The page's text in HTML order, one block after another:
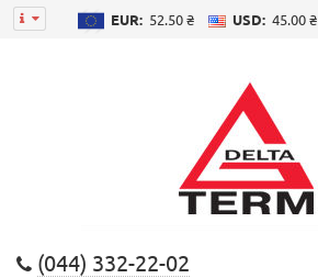
EUR: 52.50 ₴ USD: 45.00 ₴
(044) 332-22-02